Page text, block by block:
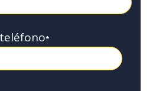
*